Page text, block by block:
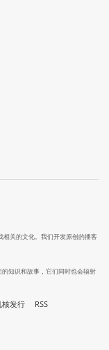
相关的文化。我们开发原创的播客
知识和故事，它们同时也会辐射
核发行 RSS